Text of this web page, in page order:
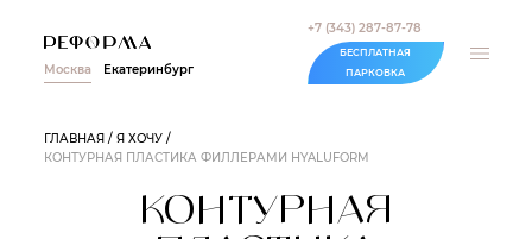
Москва Екатеринбург
БЕСПЛАТНАЯ
ПАРКОВКА
+7 (343) 287-87-78
ГЛАВНАЯ
Я ХОЧУ
КОНТУРНАЯ ПЛАСТИКА ФИЛЛЕРАМИ HYALUFORM
КОНТУРНАЯ